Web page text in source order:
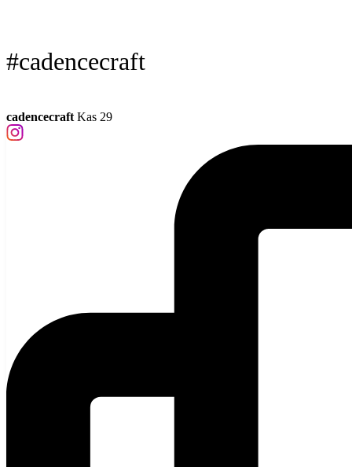
#cadencecraft
cadencecraft Kas 29